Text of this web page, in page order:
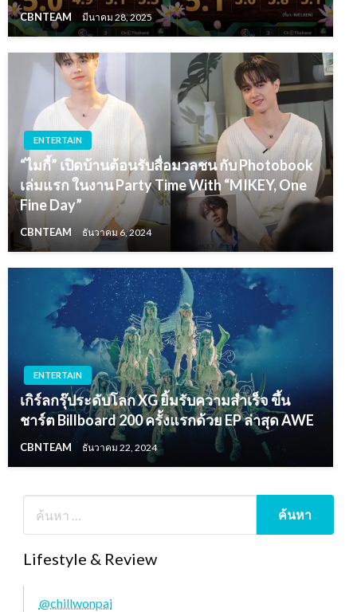
CBNTEAM มีนาคม 28, 2025
ENTERTAIN
“ไมกี้” เปิดบ้านต้อนรับสื่อมวลชน กับ Photobook
เล่มแรก ในงาน Party Time With “MIKEY, One
Fine Day”
CBNTEAM ธันวาคม 6, 2024
ENTERTAIN
เกิร์ลกรุ๊ประดับโลก XG ยิ้มรับความสำเร็จ ขึ้น
ชาร์ต Billboard 200 ครั้งแรกด้วย EP ล่าสุด AWE
CBNTEAM ธันวาคม 22, 2024
Lifestyle & Review
@chillwonpai